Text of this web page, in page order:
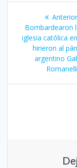
deBombardearon
iglesia católica
hirieron al
argentino
Romanelli